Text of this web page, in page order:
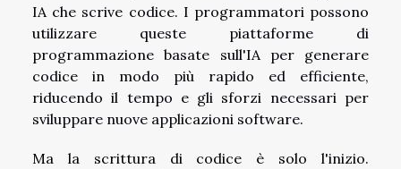
IA che scrive codice. I programmatori possono
utilizzare queste piattaforme di
programmazione basate sull'IA per generare
codice in modo più rapido ed efficiente,
riducendo il tempo e gli sforzi necessari per
sviluppare nuove applicazioni software.
Ma la scrittura di codice è solo l'inizio.